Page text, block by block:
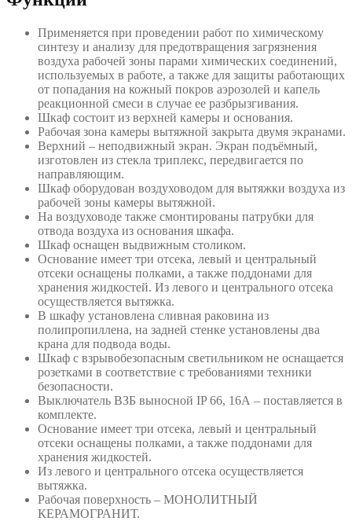
Применяется при проведении работ по химическому
синтезу и анализу для предотвращения загрязнения
воздуха рабочей зоны парами химических соединений,
используемых в работе, а также для защиты работающих
от попадания на кожный покров аэрозолей и капель
реакционной смеси в случае ее разбрызгивания.
Шкаф состоит из верхней камеры и основания.
Рабочая зона камеры вытяжной закрыта двумя экранами.
Верхний – неподвижный экран. Экран подъёмный,
изготовлен из стекла триплекс, передвигается по
направляющим.
Шкаф оборудован воздуховодом для вытяжки воздуха из
рабочей зоны камеры вытяжной.
На воздуховоде также смонтированы патрубки для
отвода воздуха из основания шкафа.
Шкаф оснащен выдвижным столиком.
Основание имеет три отсека, левый и центральный
отсеки оснащены полками, а также поддонами для
хранения жидкостей. Из левого и центрального отсека
осуществляется вытяжка.
В шкафу установлена сливная раковина из
полипропиллена, на задней стенке установлены два
крана для подвода воды.
Шкаф с взрывобезопасным светильником не оснащается
розетками в соответствие с требованиями техники
безопасности.
Выключатель ВЗБ выносной IP 66, 16А – поставляется в
комплекте.
Основание имеет три отсека, левый и центральный
отсеки оснащены полками, а также поддонами для
хранения жидкостей.
Из левого и центрального отсека осуществляется
вытяжка.
Рабочая поверхность – МОНОЛИТНЫЙ
КЕРАМОГРАНИТ.